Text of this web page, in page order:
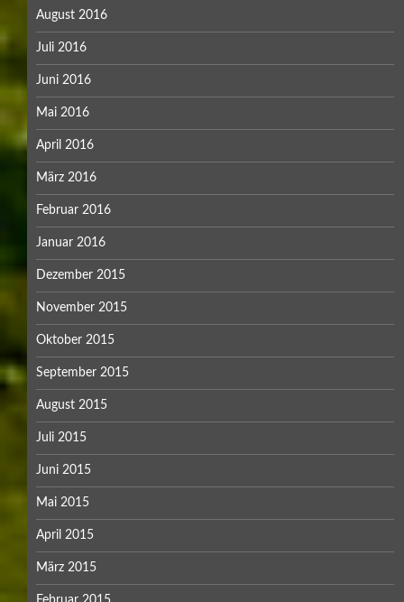
August 2016
Juli 2016
Juni 2016
Mai 2016
April 2016
März 2016
Februar 2016
Januar 2016
Dezember 2015
November 2015
Oktober 2015
September 2015
August 2015
Juli 2015
Juni 2015
Mai 2015
April 2015
März 2015